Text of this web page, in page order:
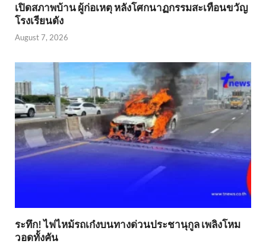
เปิดสภาพบ้าน ผู้ก่อเหตุ หลังโศกนาฏกรรมสะเทือนขวัญ
โรงเรียนดัง
August 7, 2026
ระทึก! ไฟไหม้รถเก๋งบนทางด่วนประชานุกูล เพลิงโหม
วอดทั้งคัน